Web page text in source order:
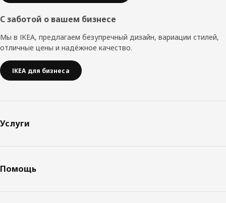
С заботой о вашем бизнесе
Мы в IKEA, предлагаем безупречный дизайн, вариации стилей,
отличные цены и надёжное качество.
IKEA для бизнеса
Услуги
Помощь